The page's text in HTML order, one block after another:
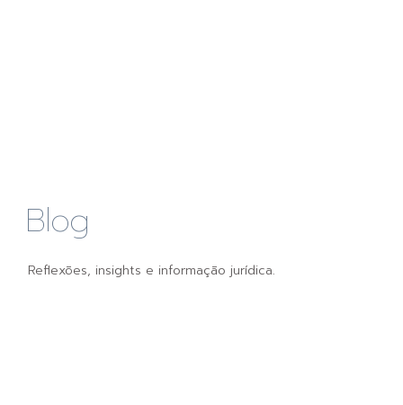
Blog
Reflexões, insights e informação jurídica.